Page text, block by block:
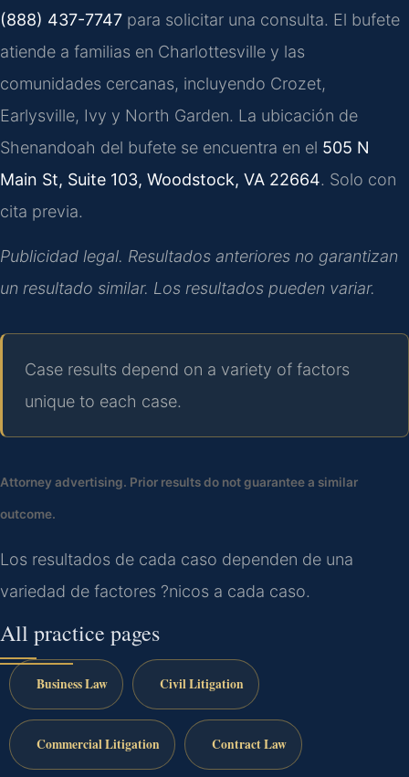
(888) 437-7747 para solicitar una consulta. El bufete
atiende a familias en Charlottesville y las
comunidades cercanas, incluyendo Crozet,
Earlysville, Ivy y North Garden. La ubicación de
Shenandoah del bufete se encuentra en el 505 N
Main St, Suite 103, Woodstock, VA 22664. Solo con
cita previa.
Publicidad legal. Resultados anteriores no garantizan
un resultado similar. Los resultados pueden variar.
Case results depend on a variety of factors
unique to each case.
Attorney advertising. Prior results do not guarantee a similar
outcome.
Los resultados de cada caso dependen de una
variedad de factores ?nicos a cada caso.
All practice pages
Business Law Civil Litigation
Commercial Litigation Contract Law